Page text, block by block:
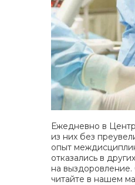
Ежедневно в
из них без
опыт
отказались в
на
читайте в нашем